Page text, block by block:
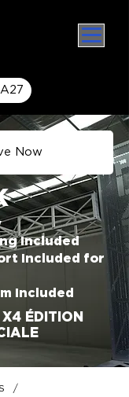
Now
Included
Included for
Included
ÉDITION
/